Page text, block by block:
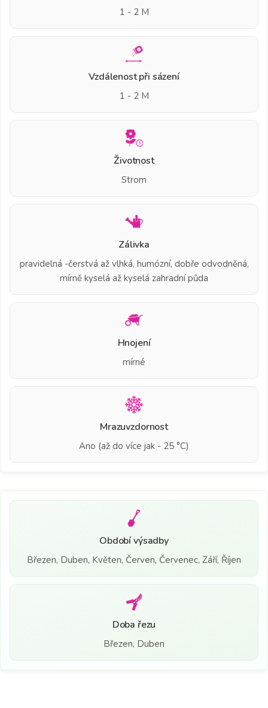
1 - 2 M
Vzdálenost při sázení
1 - 2 M
Životnost
Strom
Zálivka
pravidelná -čerstvá až vlhká, humózní, dobře odvodněná,
mírně kyselá až kyselá zahradní půda
Hnojení
mírné
Mrazuvzdornost
Ano (až do více jak - 25 °C)
Období výsadby
Březen, Duben, Květen, Červen, Červenec, Září, Říjen
Doba řezu
Březen, Duben